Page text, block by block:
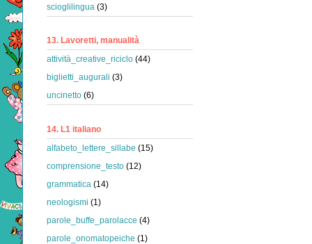
scioglilingua (3)
13. Lavoretti, manualità
attività_creative_riciclo (44)
biglietti_augurali (3)
uncinetto (6)
14. L1 italiano
alfabeto_lettere_sillabe (15)
comprensione_testo (12)
grammatica (14)
neologismi (1)
parole_buffe_parolacce (4)
parole_onomatopeiche (1)